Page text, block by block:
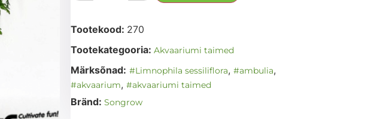
Tootekood: 270
Tootekategooria: Akvaariumi taimed
Märksõnad: #Limnophila sessiliflora, #ambulia,
#akvaarium, #akvaariumi taimed
Bränd: Songrow